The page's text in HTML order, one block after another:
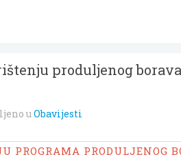
produljenog
uObavijesti
PROGRAMA PRODULJENOG